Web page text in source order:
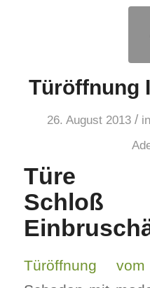
Türöffnung
26. August 2013 / in
Türe
Türöffnung